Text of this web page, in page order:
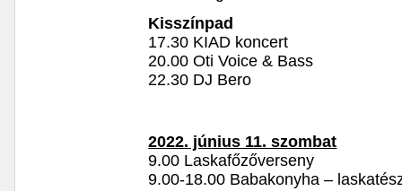
Kisszínpad
17.30 KIAD koncert
20.00 Oti Voice & Bass
22.30 DJ Bero
2022. június 11. szombat
9.00 Laskafőzőverseny
9.00-18.00 Babakonyha –